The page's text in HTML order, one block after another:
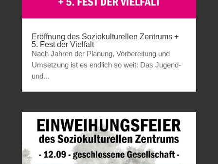
Eröffnung des Soziokulturellen Zentrums +
5. Fest der Vielfalt
Nach Jahren der Planung, Vorbereitung und
Umsetzung ist es endlich so weit: Das Jugend-
und...